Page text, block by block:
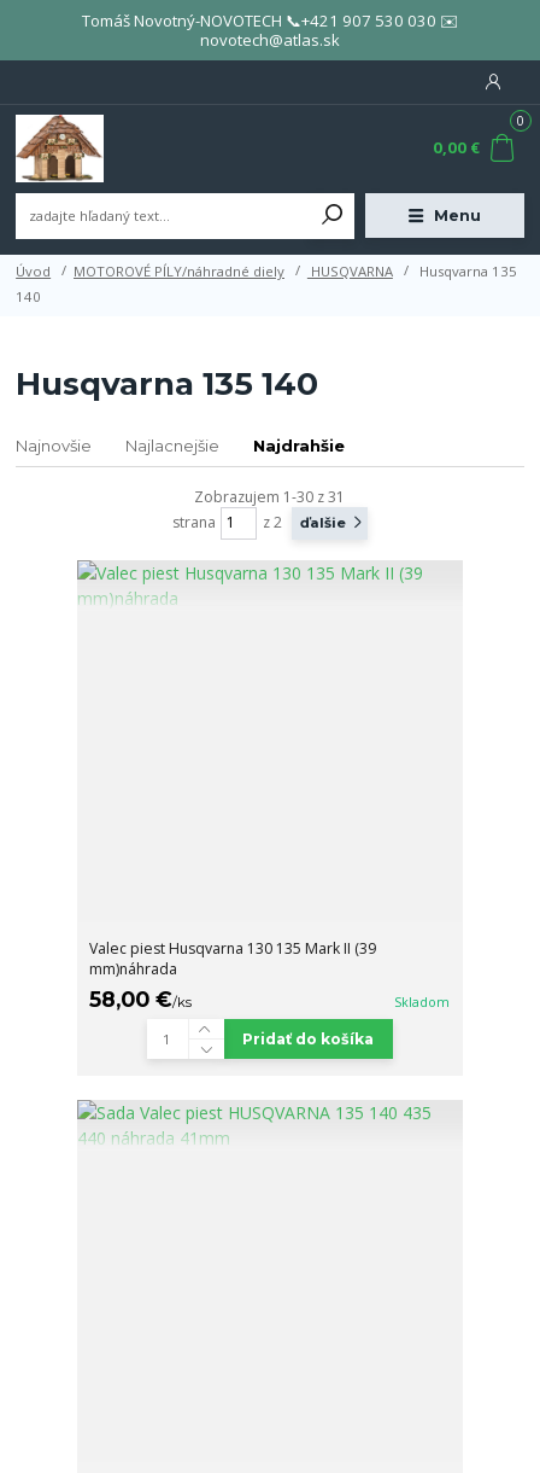
Tomáš Novotný-NOVOTECH 📞+421 907 530 030 ✉️
novotech@atlas.sk
Menu
0
0,00 €
Úvod MOTOROVÉ PÍLY/náhradné diely HUSQVARNA
Husqvarna 135
140
Husqvarna 135 140
Najnovšie Najlacnejšie Najdrahšie
Zobrazujem 1-30 z 31
strana
z 2 ďalšie
Valec piest Husqvarna 130 135 Mark II (39
mm)náhrada
58,00 €/ks Skladom
Pridať do košíka